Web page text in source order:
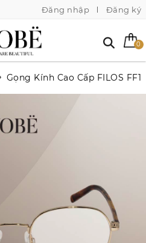
Đăng nhập Đăng ký
0
Gọng Kính Cao Cấp FILOS